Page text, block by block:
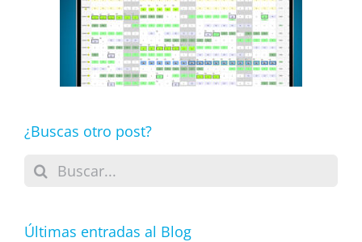
¿Buscas otro post?
Buscar:
Últimas entradas al Blog